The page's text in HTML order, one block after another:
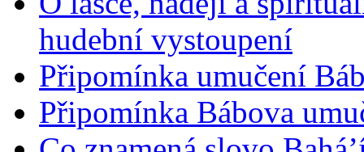
hudební vystoupení
Připomínka umučení
Připomínka Bábova